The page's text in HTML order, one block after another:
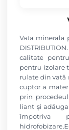
Vata minerala
calitate
pentru izolare
rulate din vată
cuptor a
prin
liant și
împotriva